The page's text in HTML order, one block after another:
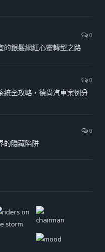
0
的銀髮網紅心靈轉型之路
0
統全攻略，德尚汽車案例分
0
的隱藏陷阱